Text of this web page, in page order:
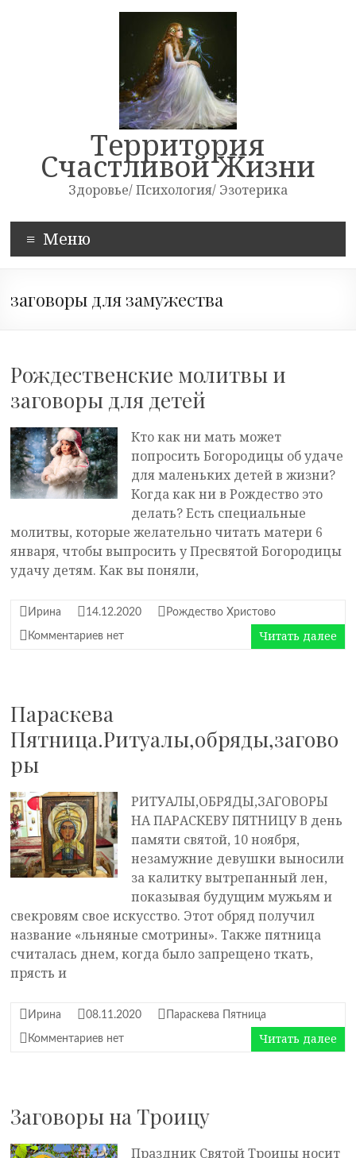
Территория
Счастливой Жизни
Здоровье/ Психология/ Эзотерика
Меню
заговоры для замужества
Рождественские молитвы и
заговоры для детей
Кто как ни мать может
попросить Богородицы об удаче
для маленьких детей в жизни?
Когда как ни в Рождество это
делать? Есть специальные
молитвы, которые желательно читать матери 6
января, чтобы выпросить у Пресвятой Богородицы
удачу детям. Как вы поняли,
Ирина 14.12.2020 Рождество Христово
Комментариев нет Читать далее
Параскева
Пятница.Ритуалы,обряды,загово
ры
РИТУАЛЫ,ОБРЯДЫ,ЗАГОВОРЫ
НА ПАРАСКЕВУ ПЯТНИЦУ В день
памяти святой, 10 ноября,
незамужние девушки выносили
за калитку вытрепанный лен,
показывая будущим мужьям и
свекровям свое искусство. Этот обряд получил
название «льняные смотрины». Также пятница
считалась днем, когда было запрещено ткать,
прясть и
Ирина 08.11.2020 Параскева Пятница
Комментариев нет Читать далее
Заговоры на Троицу
Праздник Святой Троицы носит